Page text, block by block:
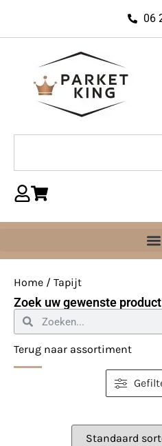
06
Home / Tapijt
Zoek uw gewenste product
Terug naar assortiment